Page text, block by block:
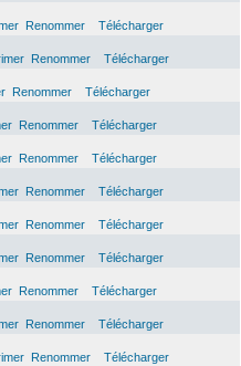
Renommer
Télécharger
Renommer
Télécharger
Renommer
Télécharger
Renommer
Télécharger
Renommer
Télécharger
Renommer
Télécharger
Renommer
Télécharger
Renommer
Télécharger
Renommer
Télécharger
Renommer
Télécharger
Renommer
Télécharger